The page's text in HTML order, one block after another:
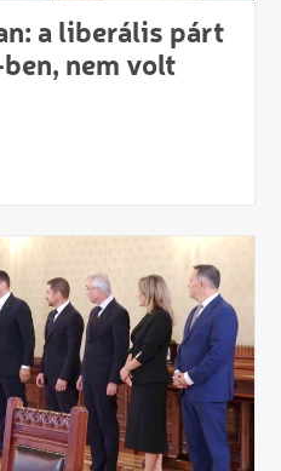
a liberális párt
nem volt